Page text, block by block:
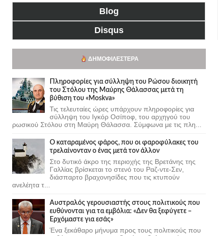
Blog
Disqus
ΔΗΜΟΦΙΛΈΣΤΕΡΑ
Πληροφορίες για σύλληψη του Ρώσου διοικητή
του Στόλου της Mαύρης Θάλασσας μετά τη
βύθιση του «Moskva»
Τις τελευταίες ώρες υπάρχουν πληροφορίες για
σύλληψη του Ιγκόρ Οσίποφ, του αρχηγού του
ρωσικού Στόλου στη Μαύρη Θάλασσα. Σύμφωνα με τις πλη...
Ο καταραμένος φάρος, που οι φαροφύλακες του
τρελαίνονταν ο ένας μετά τον άλλον
Στο δυτικό άκρο της περιοχής της Βρετάνης της
Γαλλίας βρίσκεται το στενό του Ραζ-ντε-Σεν,
διάσπαρτο βραχονησίδες που τις κτυπούν
ανελέητα τ...
Αυστραλός γερουσιαστής στους πολιτικούς που
ευθύνονται για τα εμβόλια: «Δεν θα ξεφύγετε –
Ερχόμαστε για εσάς»
Ένα ξεκάθαρο μήνυμα προς τους πολιτικούς που